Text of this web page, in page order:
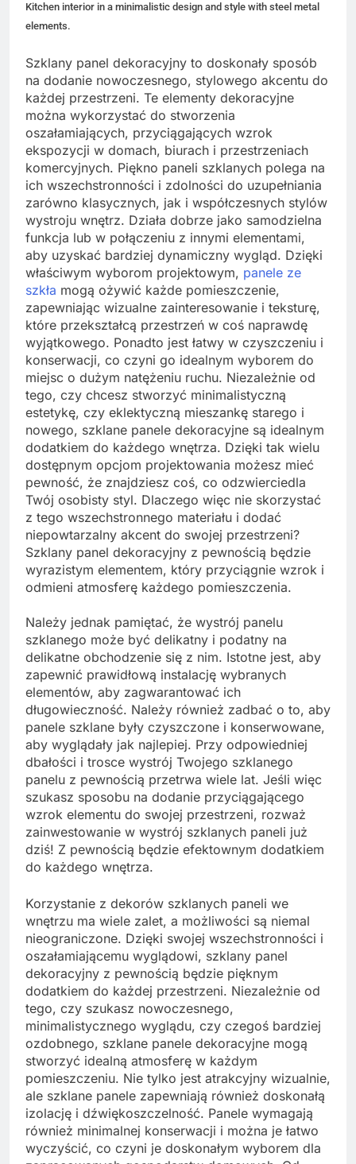
Kitchen interior in a minimalistic design and style with steel metal
elements.
Szklany panel dekoracyjny to doskonały sposób
na dodanie nowoczesnego, stylowego akcentu do
każdej przestrzeni. Te elementy dekoracyjne
można wykorzystać do stworzenia
oszałamiających, przyciągających wzrok
ekspozycji w domach, biurach i przestrzeniach
komercyjnych. Piękno paneli szklanych polega na
ich wszechstronności i zdolności do uzupełniania
zarówno klasycznych, jak i współczesnych stylów
wystroju wnętrz. Działa dobrze jako samodzielna
funkcja lub w połączeniu z innymi elementami,
aby uzyskać bardziej dynamiczny wygląd. Dzięki
właściwym wyborom projektowym, panele ze
szkła mogą ożywić każde pomieszczenie,
zapewniając wizualne zainteresowanie i teksturę,
które przekształcą przestrzeń w coś naprawdę
wyjątkowego. Ponadto jest łatwy w czyszczeniu i
konserwacji, co czyni go idealnym wyborem do
miejsc o dużym natężeniu ruchu. Niezależnie od
tego, czy chcesz stworzyć minimalistyczną
estetykę, czy eklektyczną mieszankę starego i
nowego, szklane panele dekoracyjne są idealnym
dodatkiem do każdego wnętrza. Dzięki tak wielu
dostępnym opcjom projektowania możesz mieć
pewność, że znajdziesz coś, co odzwierciedla
Twój osobisty styl. Dlaczego więc nie skorzystać
z tego wszechstronnego materiału i dodać
niepowtarzalny akcent do swojej przestrzeni?
Szklany panel dekoracyjny z pewnością będzie
wyrazistym elementem, który przyciągnie wzrok i
odmieni atmosferę każdego pomieszczenia.
Należy jednak pamiętać, że wystrój panelu
szklanego może być delikatny i podatny na
delikatne obchodzenie się z nim. Istotne jest, aby
zapewnić prawidłową instalację wybranych
elementów, aby zagwarantować ich
długowieczność. Należy również zadbać o to, aby
panele szklane były czyszczone i konserwowane,
aby wyglądały jak najlepiej. Przy odpowiedniej
dbałości i trosce wystrój Twojego szklanego
panelu z pewnością przetrwa wiele lat. Jeśli więc
szukasz sposobu na dodanie przyciągającego
wzrok elementu do swojej przestrzeni, rozważ
zainwestowanie w wystrój szklanych paneli już
dziś! Z pewnością będzie efektownym dodatkiem
do każdego wnętrza.
Korzystanie z dekorów szklanych paneli we
wnętrzu ma wiele zalet, a możliwości są niemal
nieograniczone. Dzięki swojej wszechstronności i
oszałamiającemu wyglądowi, szklany panel
dekoracyjny z pewnością będzie pięknym
dodatkiem do każdej przestrzeni. Niezależnie od
tego, czy szukasz nowoczesnego,
minimalistycznego wyglądu, czy czegoś bardziej
ozdobnego, szklane panele dekoracyjne mogą
stworzyć idealną atmosferę w każdym
pomieszczeniu. Nie tylko jest atrakcyjny wizualnie,
ale szklane panele zapewniają również doskonałą
izolację i dźwiękoszczelność. Panele wymagają
również minimalnej konserwacji i można je łatwo
wyczyścić, co czyni je doskonałym wyborem dla